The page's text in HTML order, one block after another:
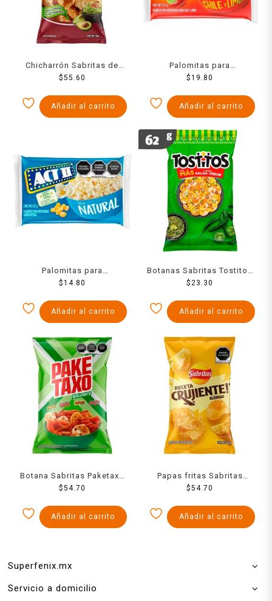
Chicharrón Sabritas de
cerdo 105 g
$55.60
Añadir al carrito
Palomitas para
microondas ACT II sabor
$19.80
Añadir al carrito
Palomitas para
microondas ACT II
$14.80
Añadir al carrito
Botanas Sabritas Tostitos
Salsa Verde 45 Grs
$23.30
Añadir al carrito
Botana Sabritas Paketaxo
Botanero queso, chile y
$54.70
Añadir al carrito
Papas fritas Sabritas
Receta Crujiente sal 160 g
$54.70
Añadir al carrito
Superfenix.mx
Servicio a domicilio